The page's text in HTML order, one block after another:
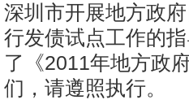
深圳市开展地方政
行发债试点工作的
了《2011年地方政
们，请遵照执行。